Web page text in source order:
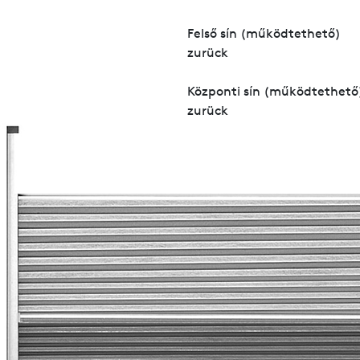
Felső sín (működtethető)
zurück
Központi sín
zurück